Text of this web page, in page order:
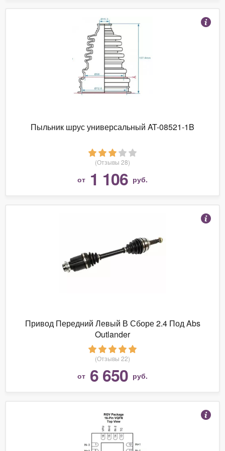
Пыльник шрус универсальный AT-08521-1B
(Отзывы 28)
от 1 106 руб.
Привод Передний Левый В Сборе 2.4 Под Abs
Outlander
(Отзывы 22)
от 6 650 руб.